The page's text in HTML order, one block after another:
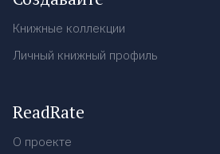
Книжные коллекции
Личный книжный профиль
ReadRate
О проекте